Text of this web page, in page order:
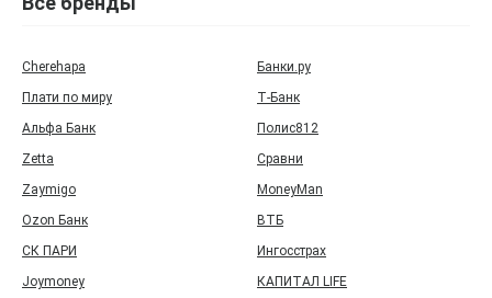
Cherehapa
Банки.ру
Плати по миру
Т‑Банк
Альфа Банк
Полис812
Zetta
Сравни
Zaymigo
MoneyMan
Ozon Банк
ВТБ
СК ПАРИ
Ингосстрах
Joymoney
КАПИТАЛ LIFE